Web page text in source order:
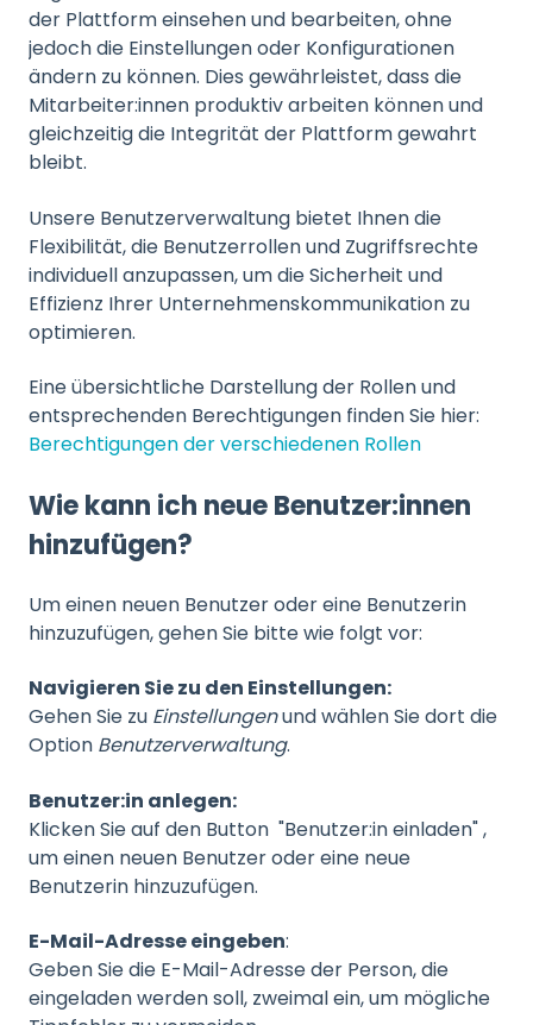
der Plattform einsehen und bearbeiten, ohne
jedoch die Einstellungen oder Konfigurationen
ändern zu können. Dies gewährleistet, dass die
Mitarbeiter:innen produktiv arbeiten können und
gleichzeitig die Integrität der Plattform gewahrt
bleibt.
Unsere Benutzerverwaltung bietet Ihnen die
Flexibilität, die Benutzerrollen und Zugriffsrechte
individuell anzupassen, um die Sicherheit und
Effizienz Ihrer Unternehmenskommunikation zu
optimieren.
Eine übersichtliche Darstellung der Rollen und
entsprechenden Berechtigungen finden Sie hier:
Berechtigungen der verschiedenen Rollen
Wie kann ich neue Benutzer:innen
hinzufügen?
Um einen neuen Benutzer oder eine Benutzerin
hinzuzufügen, gehen Sie bitte wie folgt vor:
Navigieren Sie zu den Einstellungen:
Gehen Sie zu Einstellungenund wählen Sie dort die
Option Benutzerverwaltung.
Benutzer:in anlegen:
Klicken Sie auf den Button "Benutzer:in einladen" ,
um einen neuen Benutzer oder eine neue
Benutzerin hinzuzufügen.
E-Mail-Adresse eingeben:
Geben Sie die E-Mail-Adresse der Person, die
eingeladen werden soll, zweimal ein, um mögliche